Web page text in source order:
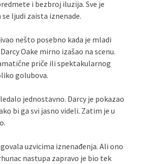
i bezbroj iluzija. Sve je
ljudi zaista iznenade.
nešto posebno kada je mladi
Oake mirno izašao na scenu.
priče ili spektakularnog
golubova.
jednostavno. Darcy je pokazao
bi ga svi jasno videli. Zatim je u
uzvicima iznenađenja. Ali ono
nastupa zapravo je bio tek